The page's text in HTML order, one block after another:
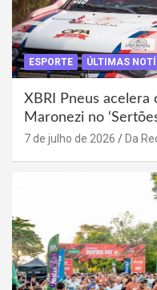
ESPORTE ÚLTIMAS
XBRI Pneus
Maronezi no
7 de julho de 2026 Da